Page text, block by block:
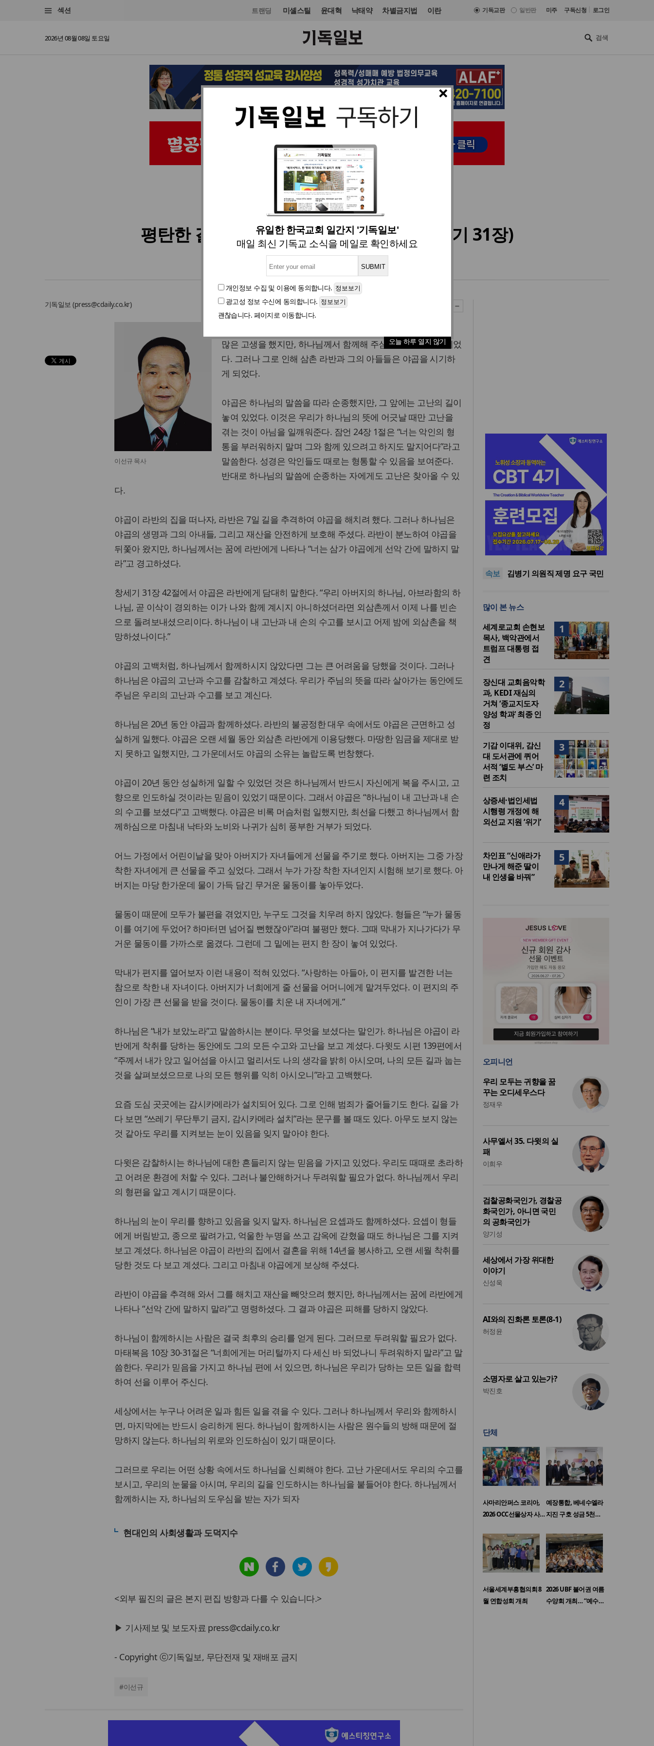
섹션 트랜딩 미셸스틸 윤대혁 낙태약 차별금지법 이란 기독교판 일반판 미주 구독신청 로그인
2026년 08월 08일 토요일
×
유일한 한국교회 일간지 '기독일보'
매일 최신 기독교 소식을 메일로 확인하세요
개인정보 수집 및 이용에 동의합니다.
광고성 정보 수신에 동의합니다.
괜찮습니다. 페이지로 이동합니다.
오늘 하루 열지 않기
오피니언·칼럼 입력 2026. 06. 09 07:06
평탄한 길과 고난의 길의 갈림길에서 (창세기 31장)
이선규 목사(대림다문화센터 대표, 연합교회 담임)
기독일보 (press@cdaily.co.kr)
이선규 목사
많은 고생을 했지만, 하나님께서 함께해 주심으로 큰 부자가 되었
다. 그러나 그로 인해 삼촌 라반과 그의 아들들은 야곱을 시기하
게 되었다.
야곱은 하나님의 말씀을 따라 순종했지만, 그 앞에는 고난의 길이
놓여 있었다. 이것은 우리가 하나님의 뜻에 어긋날 때만 고난을
겪는 것이 아님을 일깨워준다. 잠언 24장 1절은 “너는 악인의 형
통을 부러워하지 말며 그와 함께 있으려고 하지도 말지어다”라고
말씀한다. 성경은 악인들도 때로는 형통할 수 있음을 보여준다.
반대로 하나님의 말씀에 순종하는 자에게도 고난은 찾아올 수 있
다.
야곱이 라반의 집을 떠나자, 라반은 7일 길을 추격하여 야곱을 해치려 했다. 그러나 하나님은
야곱의 생명과 그의 아내들, 그리고 재산을 안전하게 보호해 주셨다. 라반이 분노하여 야곱을
뒤쫓아 왔지만, 하나님께서는 꿈에 라반에게 나타나 “너는 삼가 야곱에게 선악 간에 말하지 말
라”고 경고하셨다.
창세기 31장 42절에서 야곱은 라반에게 담대히 말한다. “우리 아버지의 하나님, 아브라함의 하
나님, 곧 이삭이 경외하는 이가 나와 함께 계시지 아니하셨더라면 외삼촌께서 이제 나를 빈손
으로 돌려보내셨으리이다. 하나님이 내 고난과 내 손의 수고를 보시고 어제 밤에 외삼촌을 책
망하셨나이다.”
야곱의 고백처럼, 하나님께서 함께하시지 않았다면 그는 큰 어려움을 당했을 것이다. 그러나
하나님은 야곱의 고난과 수고를 감찰하고 계셨다. 우리가 주님의 뜻을 따라 살아가는 동안에도
주님은 우리의 고난과 수고를 보고 계신다.
하나님은 20년 동안 야곱과 함께하셨다. 라반의 불공정한 대우 속에서도 야곱은 근면하고 성
실하게 일했다. 야곱은 오랜 세월 동안 외삼촌 라반에게 이용당했다. 마땅한 임금을 제대로 받
지 못하고 일했지만, 그 가운데서도 야곱의 소유는 놀랍도록 번창했다.
야곱이 20년 동안 성실하게 일할 수 있었던 것은 하나님께서 반드시 자신에게 복을 주시고, 고
향으로 인도하실 것이라는 믿음이 있었기 때문이다. 그래서 야곱은 “하나님이 내 고난과 내 손
의 수고를 보셨다”고 고백했다. 야곱은 비록 머슴처럼 일했지만, 최선을 다했고 하나님께서 함
께하심으로 마침내 낙타와 노비와 나귀가 심히 풍부한 거부가 되었다.
어느 가정에서 어린이날을 맞아 아버지가 자녀들에게 선물을 주기로 했다. 아버지는 그중 가장
착한 자녀에게 큰 선물을 주고 싶었다. 그래서 누가 가장 착한 자녀인지 시험해 보기로 했다. 아
버지는 마당 한가운데 물이 가득 담긴 무거운 물동이를 놓아두었다.
물동이 때문에 모두가 불편을 겪었지만, 누구도 그것을 치우려 하지 않았다. 형들은 “누가 물동
이를 여기에 두었어? 하마터면 넘어질 뻔했잖아”라며 불평만 했다. 그때 막내가 지나가다가 무
거운 물동이를 가까스로 옮겼다. 그런데 그 밑에는 편지 한 장이 놓여 있었다.
막내가 편지를 열어보자 이런 내용이 적혀 있었다. “사랑하는 아들아, 이 편지를 발견한 너는
참으로 착한 내 자녀이다. 아버지가 너희에게 줄 선물을 어머니에게 맡겨두었다. 이 편지의 주
인이 가장 큰 선물을 받을 것이다. 물동이를 치운 내 자녀에게.”
하나님은 “내가 보았노라”고 말씀하시는 분이다. 무엇을 보셨다는 말인가. 하나님은 야곱이 라
반에게 착취를 당하는 동안에도 그의 모든 수고와 고난을 보고 계셨다. 다윗도 시편 139편에서
“주께서 내가 앉고 일어섬을 아시고 멀리서도 나의 생각을 밝히 아시오며, 나의 모든 길과 눕는
것을 살펴보셨으므로 나의 모든 행위를 익히 아시오니”라고 고백했다.
요즘 도심 곳곳에는 감시카메라가 설치되어 있다. 그로 인해 범죄가 줄어들기도 한다. 길을 가
다 보면 “쓰레기 무단투기 금지, 감시카메라 설치”라는 문구를 볼 때도 있다. 아무도 보지 않는
것 같아도 우리를 지켜보는 눈이 있음을 잊지 말아야 한다.
다윗은 감찰하시는 하나님에 대한 흔들리지 않는 믿음을 가지고 있었다. 우리도 때때로 초라하
고 어려운 환경에 처할 수 있다. 그러나 불안해하거나 두려워할 필요가 없다. 하나님께서 우리
의 형편을 알고 계시기 때문이다.
하나님의 눈이 우리를 향하고 있음을 잊지 말자. 하나님은 요셉과도 함께하셨다. 요셉이 형들
에게 버림받고, 종으로 팔려가고, 억울한 누명을 쓰고 감옥에 갇혔을 때도 하나님은 그를 지켜
보고 계셨다. 하나님은 야곱이 라반의 집에서 결혼을 위해 14년을 봉사하고, 오랜 세월 착취를
당한 것도 다 보고 계셨다. 그리고 마침내 야곱에게 보상해 주셨다.
라반이 야곱을 추격해 와서 그를 해치고 재산을 빼앗으려 했지만, 하나님께서는 꿈에 라반에게
나타나 “선악 간에 말하지 말라”고 명령하셨다. 그 결과 야곱은 피해를 당하지 않았다.
하나님이 함께하시는 사람은 결국 최후의 승리를 얻게 된다. 그러므로 두려워할 필요가 없다.
마태복음 10장 30-31절은 “너희에게는 머리털까지 다 세신 바 되었나니 두려워하지 말라”고 말
씀한다. 우리가 믿음을 가지고 하나님 편에 서 있으면, 하나님은 우리가 당하는 모든 일을 합력
하여 선을 이루어 주신다.
세상에서는 누구나 어려운 일과 힘든 일을 겪을 수 있다. 그러나 하나님께서 우리와 함께하시
면, 마지막에는 반드시 승리하게 된다. 하나님이 함께하시는 사람은 원수들의 방해 때문에 절
망하지 않는다. 하나님의 위로와 인도하심이 있기 때문이다.
그러므로 우리는 어떤 상황 속에서도 하나님을 신뢰해야 한다. 고난 가운데서도 우리의 수고를
보시고, 우리의 눈물을 아시며, 우리의 길을 인도하시는 하나님을 붙들어야 한다. 하나님께서
함께하시는 자, 하나님의 도우심을 받는 자가 되자
현대인의 사회생활과 도덕지수
<외부 필진의 글은 본지 편집 방향과 다를 수 있습니다.>
▶ 기사제보 및 보도자료 press@cdaily.co.kr
- Copyright ⓒ기독일보, 무단전재 및 재배포 금지
#이선규
속보
기감 이대위, 감신대 도서관에
퀴어서적 ‘별도 부스’ 마련 조치
2026년 상반기 탈북민 입국 63
소
라’ 일부 활동 중단… “중대한 사
김병기 의원직 제명 요구 국민
위한 국가적 자산”
퀴어서적 ‘별도 부스’ 마련 조치
2026년 상반기 탈북민 입국 63
명… 전년 동기 대비 34.4% 감
소
많이 본 뉴스
1
세계로교회 손현보
목사, 백악관에서
트럼프 대통령 접
견
2
장신대 교회음악학
과, KEDI 재심의
거쳐 ‘종교지도자
양성 학과’ 최종 인
정
3
기감 이대위, 감신
대 도서관에 퀴어
서적 ‘별도 부스’ 마
련 조치
4
상증세·법인세법
시행령 개정에 해
외선교 지원 ‘위기’
5
차인표 “신애라가
만나게 해준 딸이
내 인생을 바꿔”
오피니언
우리 모두는 귀향을 꿈
꾸는 오디세우스다
정재우
사무엘서 35. 다윗의 실
패
이희우
검찰공화국인가, 경찰공
화국인가, 아니면 국민
의 공화국인가
양기성
세상에서 가장 위대한
이야기
신성욱
AI와의 진화론 토론(8-1)
허정윤
소명자로 살고 있는가?
박진호
단체
사마리안퍼스 코리아,
2026 OCC선물상자 사…
예장통합, 베네수엘라
지진 구호 성금 5천…
서울세계부흥협의회 8
월 연합성회 개최
2026 UBF 불어권 여름
수양회 개최… “예수…